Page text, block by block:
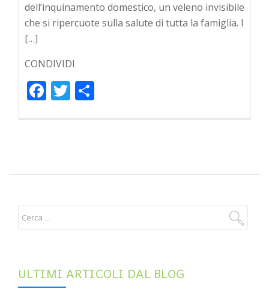
dell’inquinamento domestico, un veleno invisibile
che si ripercuote sulla salute di tutta la famiglia. I
[…]
CONDIVIDI
FacebookTwitter
ULTIMI ARTICOLI DAL BLOG